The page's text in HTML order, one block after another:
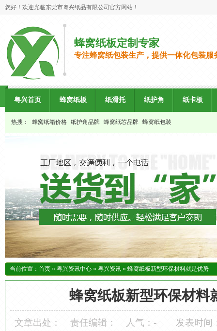
您好！欢迎光临东莞市粤兴纸品有限公司官方网站！
蜂窝纸板定制专家
专注蜂窝纸包装生产，提供一体化包装服
粤兴首页 蜂窝纸板 纸滑托 纸护角 纸卡板
热搜： 蜂窝纸箱价格 纸护角品牌 蜂窝纸芯品牌 蜂窝纸包装
当前位置： 首页 » 粤兴资讯中心 » 粤兴资讯 » 蜂窝纸板新型环保材料就是优势
蜂窝纸板新型环保材料
文章出处： 责任编辑： 人气： -
发表时间